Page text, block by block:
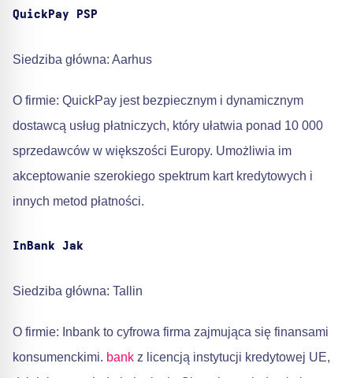
QuickPay PSP
Siedziba główna: Aarhus
O firmie: QuickPay jest bezpiecznym i dynamicznym
dostawcą usług płatniczych, który ułatwia ponad 10 000
sprzedawców w większości Europy. Umożliwia im
akceptowanie szerokiego spektrum kart kredytowych i
innych metod płatności.
InBank Jak
Siedziba główna: Tallin
O firmie: Inbank to cyfrowa firma zajmująca się finansami
konsumenckimi. bank z licencją instytucji kredytowej UE,